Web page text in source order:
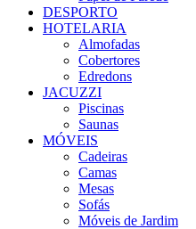
DESPORTO
HOTELARIA
Almofadas
Cobertores
Edredons
JACUZZI
Piscinas
Saunas
MÓVEIS
Cadeiras
Camas
Mesas
Sofás
Móveis de Jardim